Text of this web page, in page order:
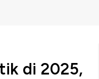
di 2025,